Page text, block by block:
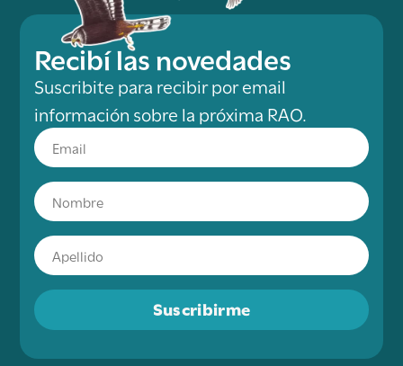
Recibí las novedades
Suscribite para recibir por email
información sobre la próxima RAO.
Suscribirme